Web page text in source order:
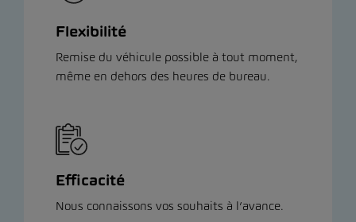
Flexibilité
Remise du véhicule possible à tout moment,
même en dehors des heures de bureau.
Efficacité
Nous connaissons vos souhaits à l’avance.